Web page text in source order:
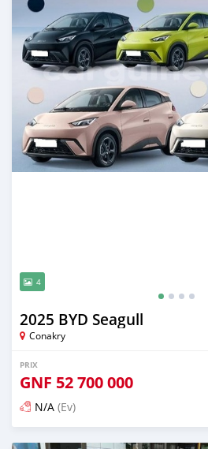
4
2025 BYD Seagull
Conakry
PRIX
GNF 52 700 000
N/A (Ev)
Publié il y a 10 jours